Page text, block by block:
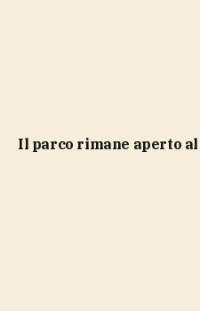
Il parco rimane aperto